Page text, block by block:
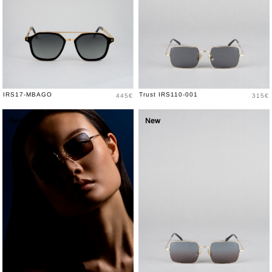
IRS17-MBAGO Prix
445€ Trust IRS110-001 Prix
315€
New New